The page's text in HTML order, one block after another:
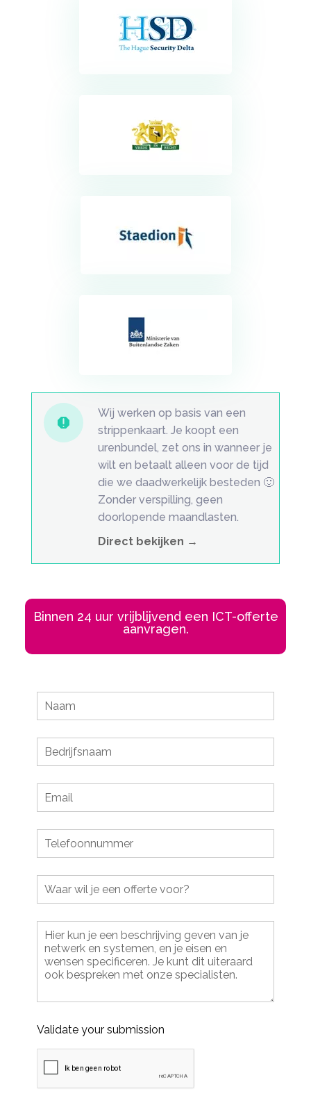

Wij werken op basis van een
strippenkaart. Je koopt een
urenbundel, zet ons in wanneer je
wilt en betaalt alleen voor de tijd
die we daadwerkelijk besteden 🙂
Zonder verspilling, geen
doorlopende maandlasten.
Direct bekijken →
Binnen 24 uur vrijblijvend een ICT-offerte
aanvragen.
Leave
this
blank
Validate your submission